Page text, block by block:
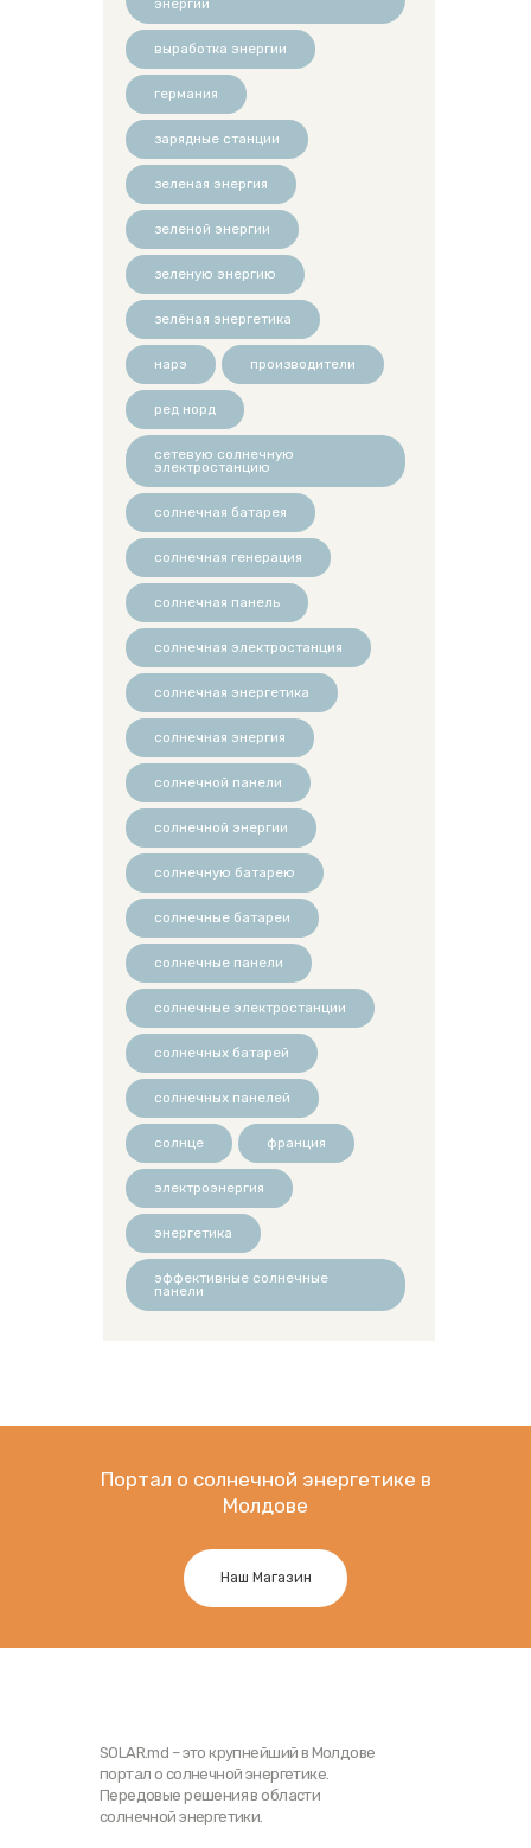
энергии
выработка энергии
германия
зарядные станции
зеленая энергия
зеленой энергии
зеленую энергию
зелёная энергетика
нарэ производители
ред норд
сетевую солнечную
электростанцию
солнечная батарея
солнечная генерация
солнечная панель
солнечная электростанция
солнечная энергетика
солнечная энергия
солнечной панели
солнечной энергии
солнечную батарею
солнечные батареи
солнечные панели
солнечные электростанции
солнечных батарей
солнечных панелей
солнце франция
электроэнергия
энергетика
эффективные солнечные
панели
Портал о солнечной энергетике в
Молдове
Наш Магазин
SOLAR.md – это крупнейший в Молдове
портал о солнечной энергетике.
Передовые решения в области
солнечной энергетики.